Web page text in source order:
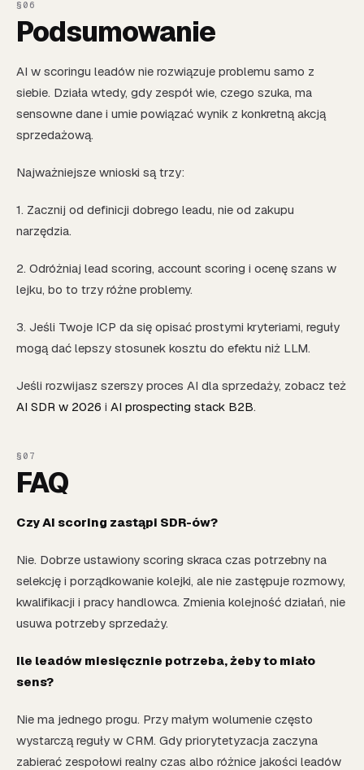
Podsumowanie
AI w scoringu leadów nie rozwiązuje problemu samo z
siebie. Działa wtedy, gdy zespół wie, czego szuka, ma
sensowne dane i umie powiązać wynik z konkretną akcją
sprzedażową.
Najważniejsze wnioski są trzy:
1. Zacznij od definicji dobrego leadu, nie od zakupu
narzędzia.
2. Odróżniaj lead scoring, account scoring i ocenę szans w
lejku, bo to trzy różne problemy.
3. Jeśli Twoje ICP da się opisać prostymi kryteriami, reguły
mogą dać lepszy stosunek kosztu do efektu niż LLM.
Jeśli rozwijasz szerszy proces AI dla sprzedaży, zobacz też
AI SDR w 2026 i AI prospecting stack B2B.
FAQ
Czy AI scoring zastąpi SDR-ów?
Nie. Dobrze ustawiony scoring skraca czas potrzebny na
selekcję i porządkowanie kolejki, ale nie zastępuje rozmowy,
kwalifikacji i pracy handlowca. Zmienia kolejność działań, nie
usuwa potrzeby sprzedaży.
Ile leadów miesięcznie potrzeba, żeby to miało
sens?
Nie ma jednego progu. Przy małym wolumenie często
wystarczą reguły w CRM. Gdy priorytetyzacja zaczyna
zabierać zespołowi realny czas albo różnice jakości leadów